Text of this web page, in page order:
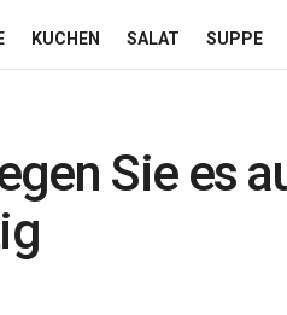
KUCHEN SALAT SUPPE
Sie es